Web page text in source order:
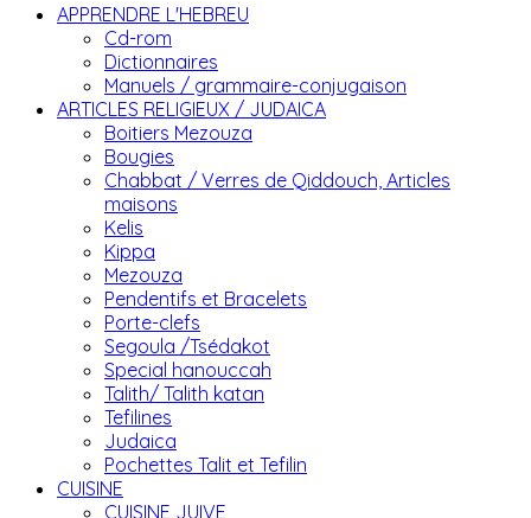
APPRENDRE L'HEBREU
Cd-rom
Dictionnaires
Manuels / grammaire-conjugaison
ARTICLES RELIGIEUX / JUDAICA
Boitiers Mezouza
Bougies
Chabbat / Verres de Qiddouch, Articles
maisons
Kelis
Kippa
Mezouza
Pendentifs et Bracelets
Porte-clefs
Segoula /Tsédakot
Special hanouccah
Talith/ Talith katan
Tefilines
Judaica
Pochettes Talit et Tefilin
CUISINE
CUISINE JUIVE